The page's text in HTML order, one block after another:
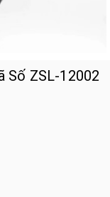
Số ZSL-12002